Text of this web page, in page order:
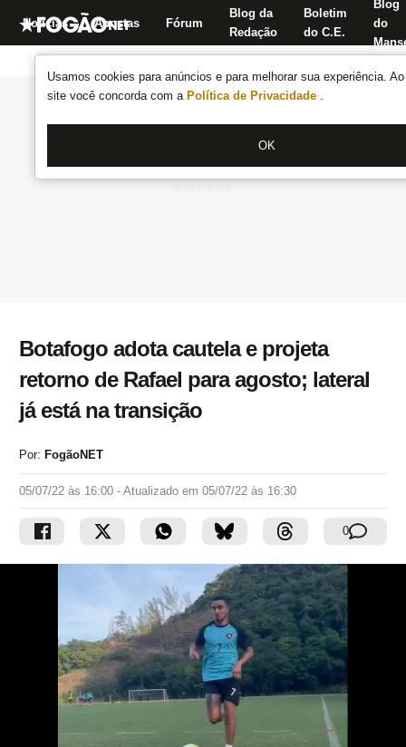
Usamos cookies para anúncios e para melhorar sua experiência.
site você concorda com a Política de Privacidade .
OK
Notícias Apostas Fórum
Blog da
Redação
Boletim
do C.E.
Blog
do
Botafogo adota cautela e projeta
retorno de Rafael para agosto; lateral
já está na transição
Por: FogãoNET
05/07/22 às 16:00 - Atualizado em 05/07/22 às 16:30
0